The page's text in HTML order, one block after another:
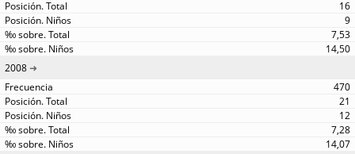
16
9
7,53
14,50
2008
470
21
12
7,28
14,07